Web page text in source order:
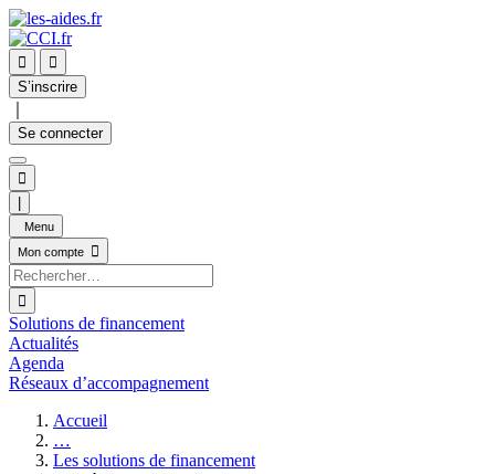


S’inscrire
Se connecter

Menu
Mon compte


Solutions de financement
Actualités
Agenda
Réseaux d’accompagnement
Accueil
…
Les solutions de financement